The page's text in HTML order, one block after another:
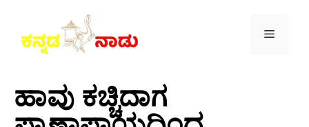
ಹಾವು ಕಚ್ಚಿದಾಗ